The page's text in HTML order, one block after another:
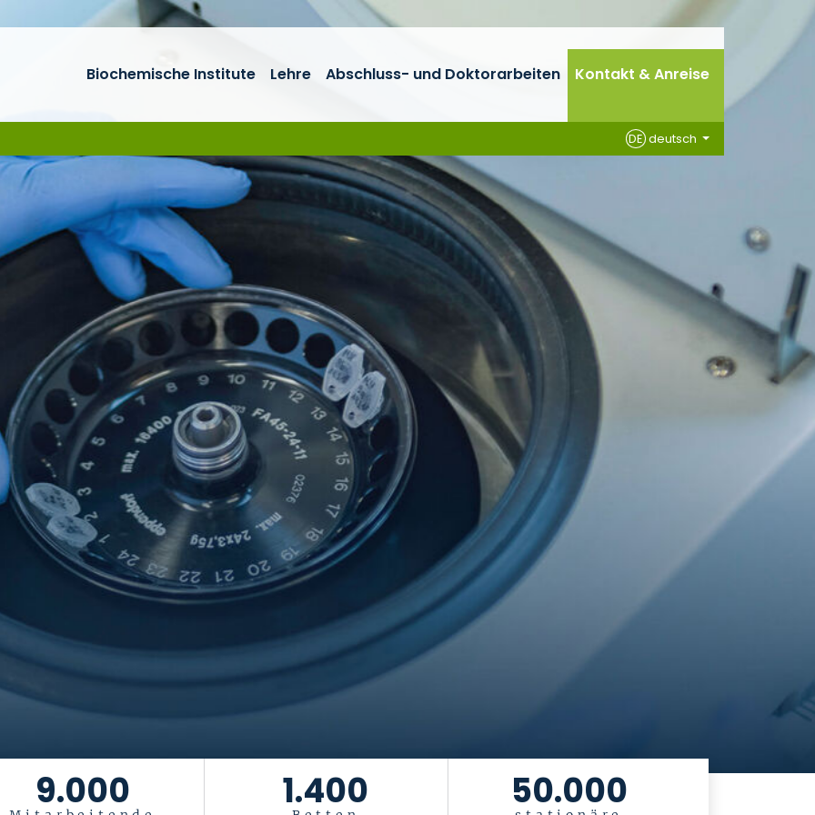
9.000 1.400 50.000
Biochemische Institute Lehre Abschluss- und Doktorarbeiten Kontakt & Anreise
DEdeutsch